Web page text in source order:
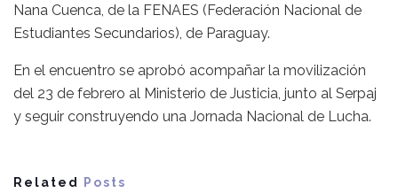
Nana Cuenca, de la FENAES (Federación Nacional de
Estudiantes Secundarios), de Paraguay.
En el encuentro se aprobó acompañar la movilización
del 23 de febrero al Ministerio de Justicia, junto al Serpaj
y seguir construyendo una Jornada Nacional de Lucha.
Related Posts